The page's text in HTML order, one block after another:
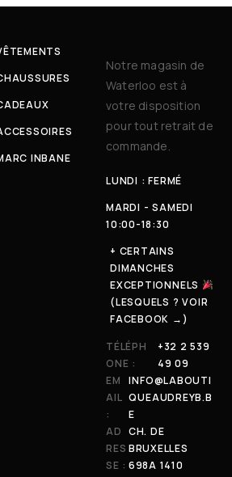
INBANE
Notre magasin de
Waterloo est à
votre disposition
pour tout retrait de
commande.
LUNDI : FERMÉ
MARDI - SAMEDI
10:00-18:30
+ CERTAINS
DIMANCHES
EXCEPTIONNELS
(LESQUELS ? VOIR
FACEBOOK →)
TÉLÉPH
ONE :
+32 2 539
49 09
EM
AIL
:
INFO@LABOUTI
QUEAUDREYB.B
E
AD
RES
SE :
CH. DE
BRUXELLES
698A 1410